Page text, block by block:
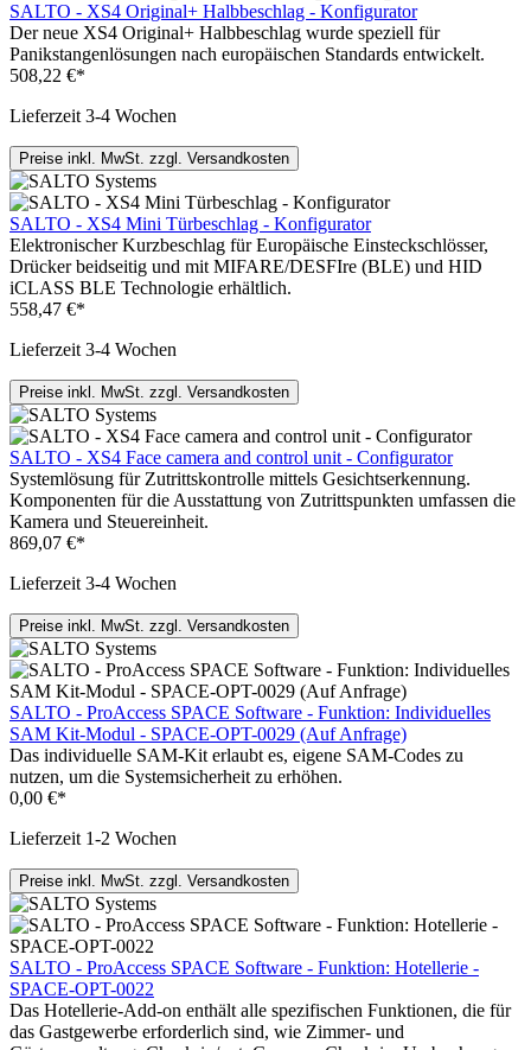
SALTO - XS4 Original+ Halbbeschlag - Konfigurator
Der neue XS4 Original+ Halbbeschlag wurde speziell für
Panikstangenlösungen nach europäischen Standards entwickelt.
508,22 €*
Lieferzeit 3-4 Wochen
Preise inkl. MwSt. zzgl. Versandkosten
SALTO - XS4 Mini Türbeschlag - Konfigurator
Elektronischer Kurzbeschlag für Europäische Einsteckschlösser,
Drücker beidseitig und mit MIFARE/DESFIre (BLE) und HID
iCLASS BLE Technologie erhältlich.
558,47 €*
Lieferzeit 3-4 Wochen
Preise inkl. MwSt. zzgl. Versandkosten
SALTO - XS4 Face camera and control unit - Configurator
Systemlösung für Zutrittskontrolle mittels Gesichtserkennung.
Komponenten für die Ausstattung von Zutrittspunkten umfassen die
Kamera und Steuereinheit.
869,07 €*
Lieferzeit 3-4 Wochen
Preise inkl. MwSt. zzgl. Versandkosten
SALTO - ProAccess SPACE Software - Funktion: Individuelles
SAM Kit-Modul - SPACE-OPT-0029 (Auf Anfrage)
Das individuelle SAM-Kit erlaubt es, eigene SAM-Codes zu
nutzen, um die Systemsicherheit zu erhöhen.
0,00 €*
Lieferzeit 1-2 Wochen
Preise inkl. MwSt. zzgl. Versandkosten
SALTO - ProAccess SPACE Software - Funktion: Hotellerie -
SPACE-OPT-0022
Das Hotellerie-Add-on enthält alle spezifischen Funktionen, die für
das Gastgewerbe erforderlich sind, wie Zimmer- und